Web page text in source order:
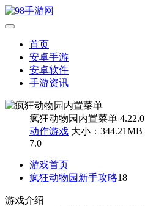
首页
安卓手游
安卓软件
手游资讯
疯狂动物园内置菜单 4.22.0
动作游戏 大小：344.21MB
7.0
游戏首页
疯狂动物园新手攻略18
游戏介绍